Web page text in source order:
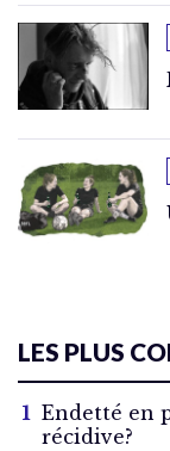
LES PLUS
Endetté en
récidive?